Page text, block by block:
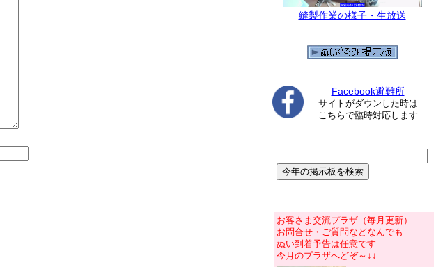
縫製作業の様子・生放送
Facebook避難所
サイトがダウンした時は
こちらで臨時対応します
お客さま交流プラザ（毎月更新）
お問合せ・ご質問などなんでも
ぬい到着予告は任意です
今月のプラザへどぞ～↓↓